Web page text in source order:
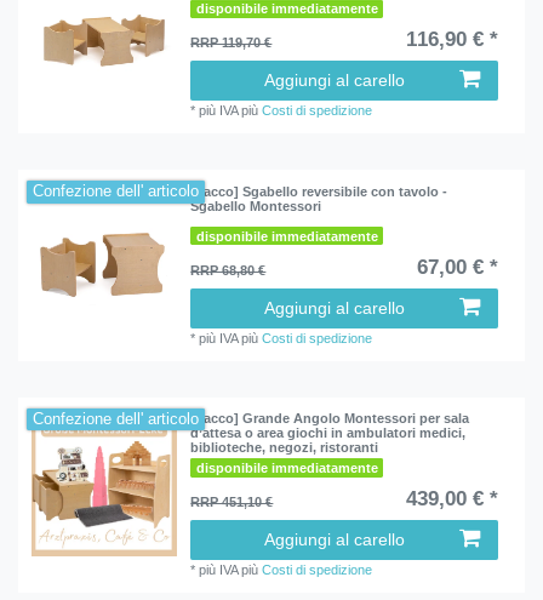
disponibile immediatamente
RRP 119,70 € 116,90 € *
Aggiungi al carello
*più IVApiùCosti di spedizione
Confezione dell' articolo[Pacco] Sgabello reversibile con tavolo -
Sgabello Montessori
disponibile immediatamente
RRP 68,80 € 67,00 € *
Aggiungi al carello
*più IVApiùCosti di spedizione
Confezione dell' articolo[Pacco] Grande Angolo Montessori per sala
d’attesa o area giochi in ambulatori medici,
biblioteche, negozi, ristoranti
disponibile immediatamente
RRP 451,10 € 439,00 € *
Aggiungi al carello
*più IVApiùCosti di spedizione